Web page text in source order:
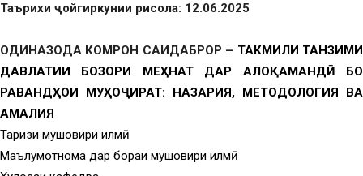
Таърихи ҷойгиркунии рисола: 12.06.2025
ОДИНАЗОДА КОМРОН САИДАБРОР – ТАКМИЛИ ТАНЗИМИ
ДАВЛАТИИ БОЗОРИ МЕҲНАТ ДАР АЛОҚАМАНДӢ БО
РАВАНДҲОИ МУҲОҶИРАТ: НАЗАРИЯ, МЕТОДОЛОГИЯ ВА
АМАЛИЯ
Тақризи мушовири илмӣ
Маълумотнома дар бораи мушовири илмӣ